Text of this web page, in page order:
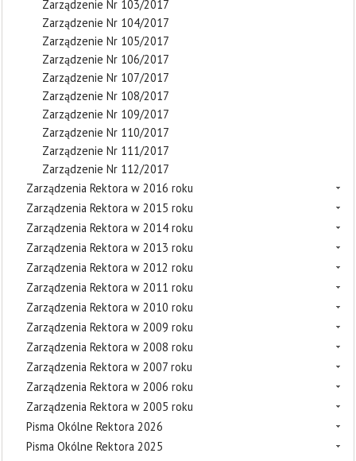
Zarządzenie Nr 103/2017
Zarządzenie Nr 104/2017
Zarządzenie Nr 105/2017
Zarządzenie Nr 106/2017
Zarządzenie Nr 107/2017
Zarządzenie Nr 108/2017
Zarządzenie Nr 109/2017
Zarządzenie Nr 110/2017
Zarządzenie Nr 111/2017
Zarządzenie Nr 112/2017
Zarządzenia Rektora w 2016 roku
Zarządzenia Rektora w 2015 roku
Zarządzenia Rektora w 2014 roku
Zarządzenia Rektora w 2013 roku
Zarządzenia Rektora w 2012 roku
Zarządzenia Rektora w 2011 roku
Zarządzenia Rektora w 2010 roku
Zarządzenia Rektora w 2009 roku
Zarządzenia Rektora w 2008 roku
Zarządzenia Rektora w 2007 roku
Zarządzenia Rektora w 2006 roku
Zarządzenia Rektora w 2005 roku
Pisma Okólne Rektora 2026
Pisma Okólne Rektora 2025